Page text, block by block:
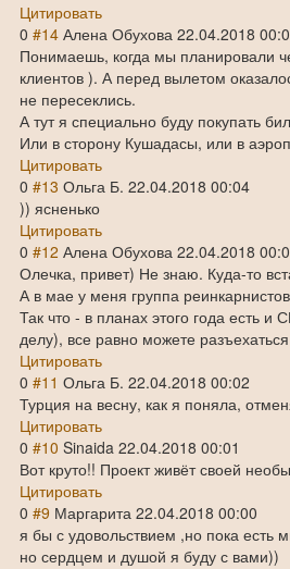
Цитировать
0 #14 Алена Обухова 22.04.2018
Понимаешь, когда мы планировали
клиентов ). А перед вылетом
не пересеклись.
А тут я специально буду покупать
Или в сторону Кушадасы, или в
Цитировать
0 #13 Ольга Б. 22.04.2018 00:04
)) ясненько
Цитировать
0 #12 Алена Обухова 22.04.2018
Олечка, привет) Не знаю. Куда-то
А в мае у меня группа
Так что - в планах этого года есть
делу), все равно можете
Цитировать
0 #11 Ольга Б. 22.04.2018 00:02
Турция на весну, как я поняла,
Цитировать
0 #10 Sinaida 22.04.2018 00:01
Вот круто!! Проект живёт своей
Цитировать
0 #9 Маргарита 22.04.2018 00:00
я бы с удовольствием ,но пока есть
но сердцем и душой я буду с вами))